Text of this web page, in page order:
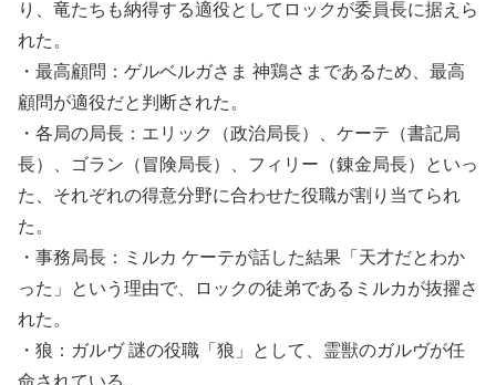
り、竜たちも納得する適役としてロックが委員長に据えら
れた。
・最高顧問：ゲルベルガさま 神鶏さまであるため、最高
顧問が適役だと判断された。
・各局の局長：エリック（政治局長）、ケーテ（書記局
長）、ゴラン（冒険局長）、フィリー（錬金局長）といっ
た、それぞれの得意分野に合わせた役職が割り当てられ
た。
・事務局長：ミルカ ケーテが話した結果「天才だとわか
った」という理由で、ロックの徒弟であるミルカが抜擢さ
れた。
・狼：ガルヴ 謎の役職「狼」として、霊獣のガルヴが任
命されている。